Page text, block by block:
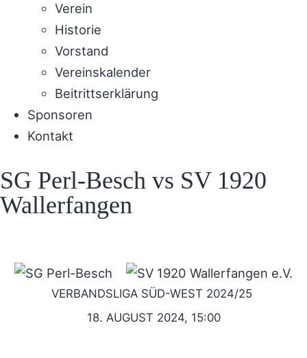
Verein
Historie
Vorstand
Vereinskalender
Beitrittserklärung
Sponsoren
Kontakt
SG Perl-Besch vs SV 1920
Wallerfangen
VERBANDSLIGA SÜD-WEST 2024/25
18. AUGUST 2024, 15:00